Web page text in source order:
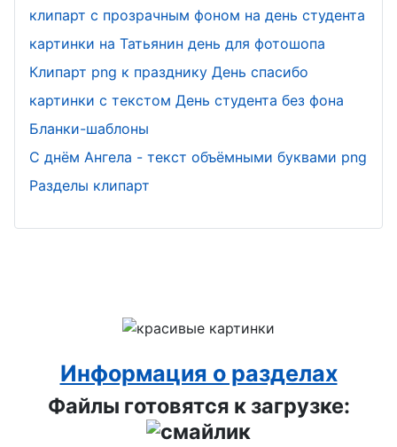
клипарт с прозрачным фоном на день студента
картинки на Татьянин день для фотошопа
Клипарт png к празднику День спасибо
картинки с текстом День студента без фона
Бланки-шаблоны
С днём Ангела - текст объёмными буквами png
Разделы клипарт
Информация о разделах
Файлы готовятся к загрузке: